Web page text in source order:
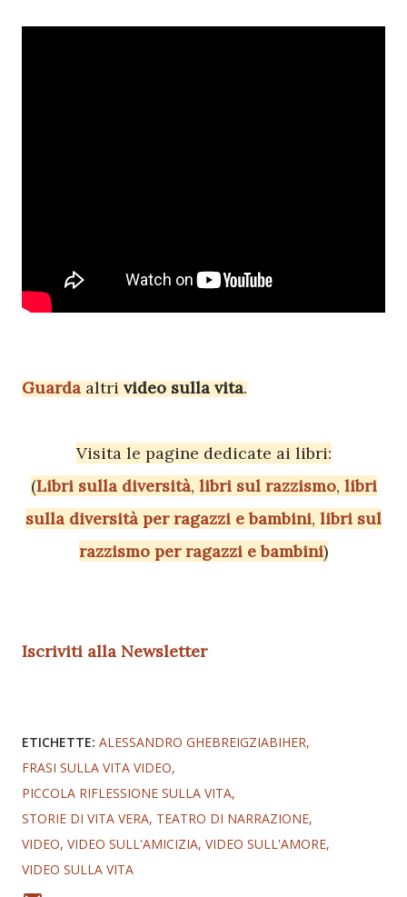
Guardaaltrivideo sulla vita.
Visita le pagine dedicate ai libri:
( Libri sulla diversità, libri sul razzismo, libri
sulla diversità per ragazzi e bambini, libri sul
razzismo per ragazzi e bambini)
Iscriviti alla Newsletter
ETICHETTE: ALESSANDRO GHEBREIGZIABIHER
FRASI SULLA VITA VIDEO
PICCOLA RIFLESSIONE SULLA VITA
STORIE DI VITA VERA TEATRO DI NARRAZIONE
VIDEO VIDEO SULL'AMICIZIA VIDEO SULL'AMORE
VIDEO SULLA VITA